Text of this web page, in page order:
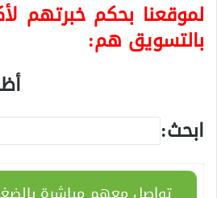
بالتسويق هم:
ابحث: